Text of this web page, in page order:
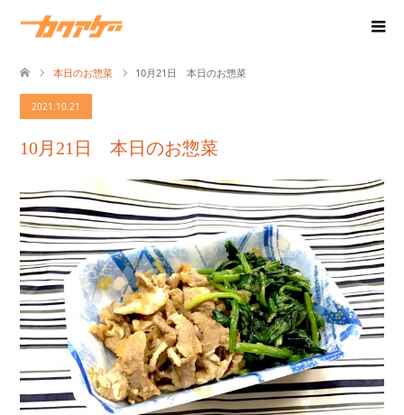
本日のお惣菜 10月21日 本日のお惣菜
2021.10.21
10月21日 本日のお惣菜